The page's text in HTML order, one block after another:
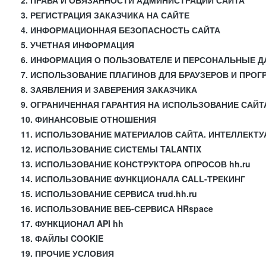
3. РЕГИСТРАЦИЯ ЗАКАЗЧИКА НА САЙТЕ
4. ИНФОРМАЦИОННАЯ БЕЗОПАСНОСТЬ САЙТА
5. УЧЕТНАЯ ИНФОРМАЦИЯ
6. ИНФОРМАЦИЯ О ПОЛЬЗОВАТЕЛЕ И ПЕРСОНАЛЬНЫЕ
7. ИСПОЛЬЗОВАНИЕ ПЛАГИНОВ ДЛЯ БРАУЗЕРОВ И
8. ЗАЯВЛЕНИЯ И ЗАВЕРЕНИЯ ЗАКАЗЧИКА
9. ОГРАНИЧЕННАЯ ГАРАНТИЯ НА ИСПОЛЬЗОВАНИЕ
10. ФИНАНСОВЫЕ ОТНОШЕНИЯ
11. ИСПОЛЬЗОВАНИЕ МАТЕРИАЛОВ САЙТА.
12. ИСПОЛЬЗОВАНИЕ СИСТЕМЫ TALANTIX
13. ИСПОЛЬЗОВАНИЕ КОНСТРУКТОРА ОПРОСОВ hh.ru
14. ИСПОЛЬЗОВАНИЕ ФУНКЦИОНАЛА CALL-ТРЕКИНГ
15. ИСПОЛЬЗОВАНИЕ СЕРВИСА trud.hh.ru
16. ИСПОЛЬЗОВАНИЕ ВЕБ-СЕРВИСА HRspace
17. ФУНКЦИОНАЛ API hh
18. ФАЙЛЫ COOKIE
19. ПРОЧИЕ УСЛОВИЯ